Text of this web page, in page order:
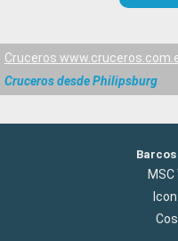
Cruceros
Cruceros desde Philipsburg